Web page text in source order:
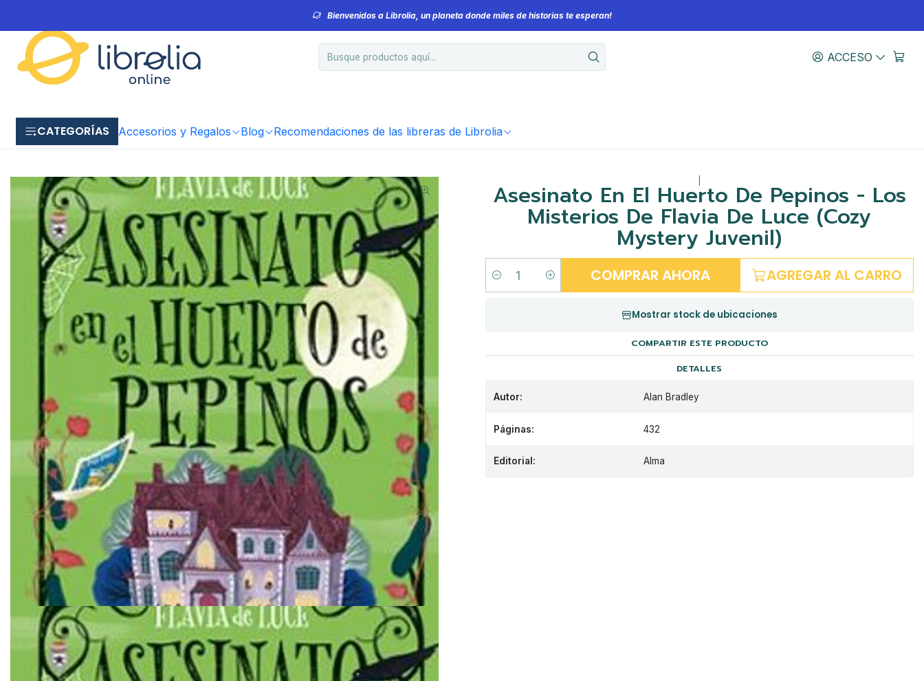
ACCESO
CATEGORÍAS Accesorios y Regalos Blog Recomendaciones de las libreras de Librolia
Bienvenidos a Librolia, un planeta donde miles de historias te esperan!
Asesinato En El Huerto De Pepinos - Los
Misterios De Flavia De Luce (Cozy
Mystery Juvenil)
Cantidad AGREGAR AL CARRO
COMPRAR AHORA
Mostrar stock de ubicaciones
COMPARTIR ESTE PRODUCTO
DETALLES
Autor: Alan Bradley
Páginas: 432
Editorial: Alma